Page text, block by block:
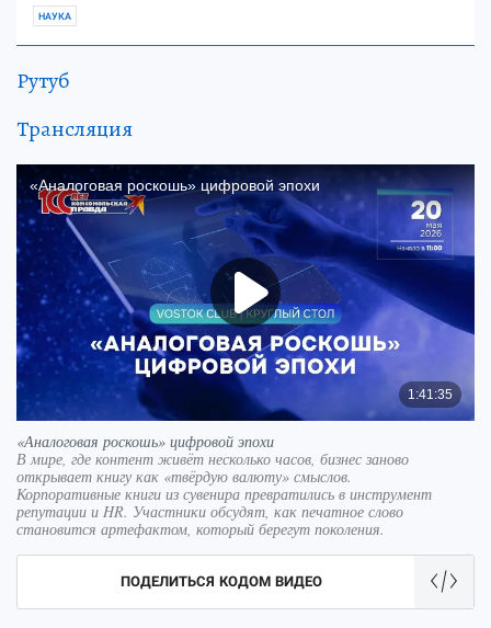
НАУКА
Рутуб
Трансляция
«Аналоговая роскошь» цифровой эпохи
В мире, где контент живёт несколько часов, бизнес заново
открывает книгу как «твёрдую валюту» смыслов.
Корпоративные книги из сувенира превратились в инструмент
репутации и HR. Участники обсудят, как печатное слово
становится артефактом, который берегут поколения.
ПОДЕЛИТЬСЯ КОДОМ ВИДЕО